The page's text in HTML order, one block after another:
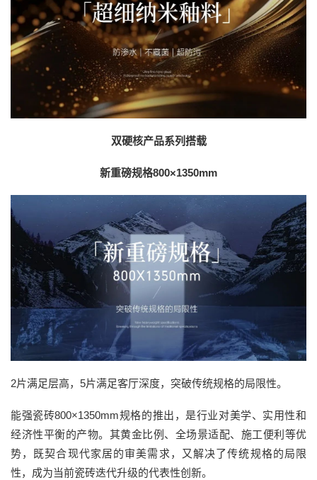
双硬核产品系列搭载
新重磅规格800×1350mm
2片满足层高，5片满足客厅深度，突破传统规格的局限性。
能强瓷砖800×1350mm规格的推出，是行业对美学、实用性和
经济性平衡的产物。其黄金比例、全场景适配、施工便利等优
势，既契合现代家居的审美需求，又解决了传统规格的局限
性，成为当前瓷砖迭代升级的代表性创新。